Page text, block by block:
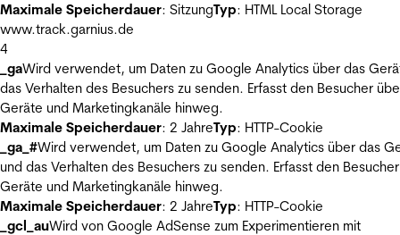
Maximale Speicherdauer: SitzungTyp: HTML Local Storage
www.track.garnius.de
4
_gaWird verwendet, um Daten zu Google Analytics über das
das Verhalten des Besuchers zu senden. Erfasst den Besucher
Geräte und Marketingkanäle hinweg.
Maximale Speicherdauer: 2 JahreTyp: HTTP-Cookie
_ga_#Wird verwendet, um Daten zu Google Analytics über das
und das Verhalten des Besuchers zu senden. Erfasst den
Geräte und Marketingkanäle hinweg.
Maximale Speicherdauer: 2 JahreTyp: HTTP-Cookie
_gcl_auWird von Google AdSense zum Experimentieren mit